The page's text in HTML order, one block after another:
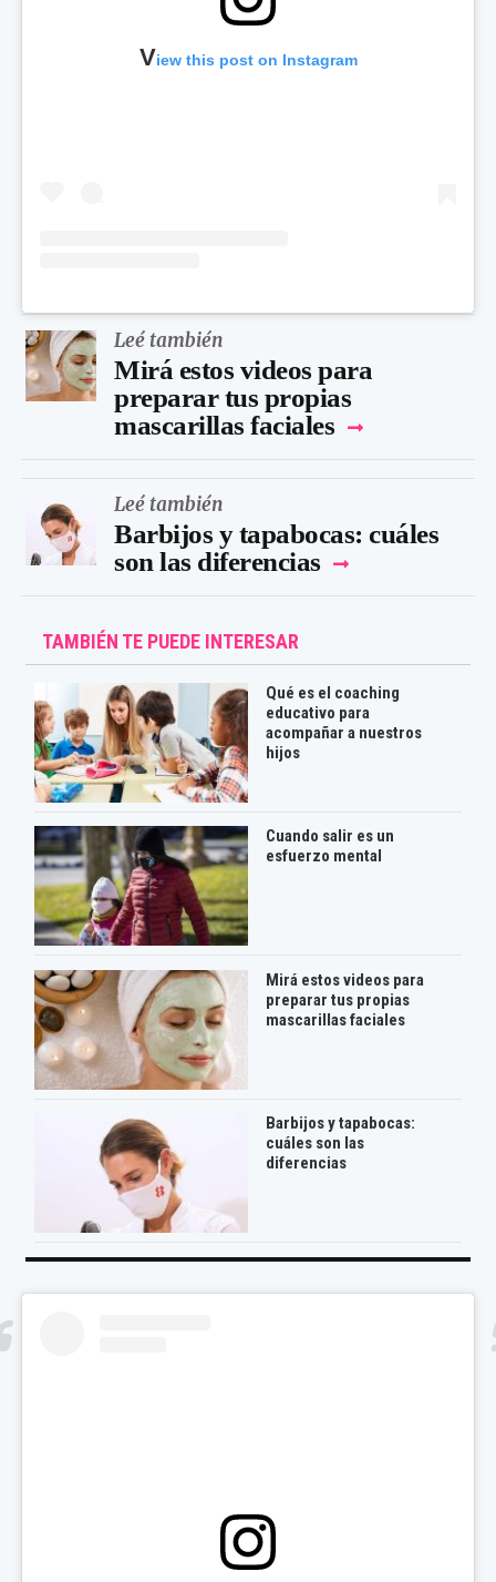
View this post on Instagram
Leé también
Mirá estos videos para
preparar tus propias
mascarillas faciales
Leé también
Barbijos y tapabocas: cuáles
son las diferencias
TAMBIÉN TE PUEDE INTERESAR
Qué es el coaching
educativo para
acompañar a nuestros
hijos
Cuando salir es un
esfuerzo mental
Mirá estos videos para
preparar tus propias
mascarillas faciales
Barbijos y tapabocas:
cuáles son las
diferencias